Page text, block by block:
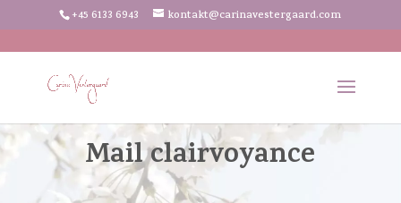
+45 6133 6943 kontakt@carinavestergaard.com
Mail clairvoyance